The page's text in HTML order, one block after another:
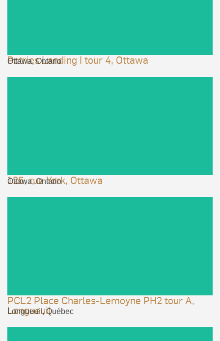
Petries Landing I tour 4, Ottawa
Ottawa, Ontario
126, rue York, Ottawa
Ottawa, Ontario
PCL2 Place Charles-Lemoyne PH2 tour A,
Longueuil
Longueuil, Québec